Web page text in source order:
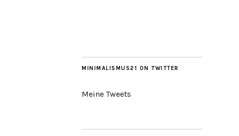
MINIMALISMUS21 ON TWITTER
Meine Tweets